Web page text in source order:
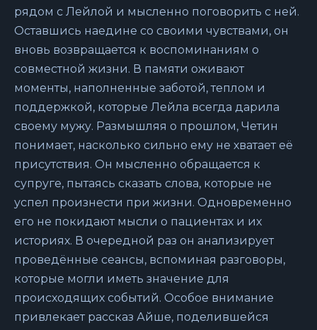
рядом с Лейлой и мысленно поговорить с ней.
Оставшись наедине со своими чувствами, он
вновь возвращается к воспоминаниям о
совместной жизни. В памяти оживают
моменты, наполненные заботой, теплом и
поддержкой, которые Лейла всегда дарила
своему мужу. Размышляя о прошлом, Четин
понимает, насколько сильно ему не хватает её
присутствия. Он мысленно обращается к
супруге, пытаясь сказать слова, которые не
успел произнести при жизни. Одновременно
его не покидают мысли о пациентах и их
историях. В очередной раз он анализирует
проведённые сеансы, вспоминая разговоры,
которые могли иметь значение для
происходящих событий. Особое внимание
привлекает рассказ Айше, поделившейся